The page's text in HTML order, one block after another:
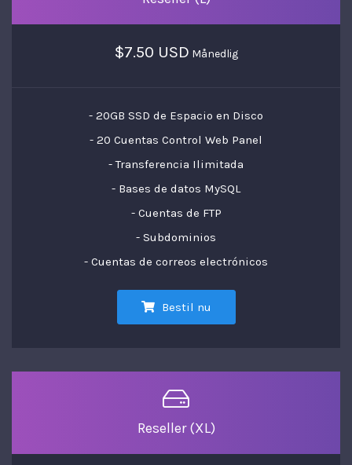
$7.50 USD Månedlig
- 20GB SSD de Espacio en Disco
- 20 Cuentas Control Web Panel
- Transferencia Ilimitada
- Bases de datos MySQL
- Cuentas de FTP
- Subdominios
- Cuentas de correos electrónicos
Bestil nu
Reseller (XL)